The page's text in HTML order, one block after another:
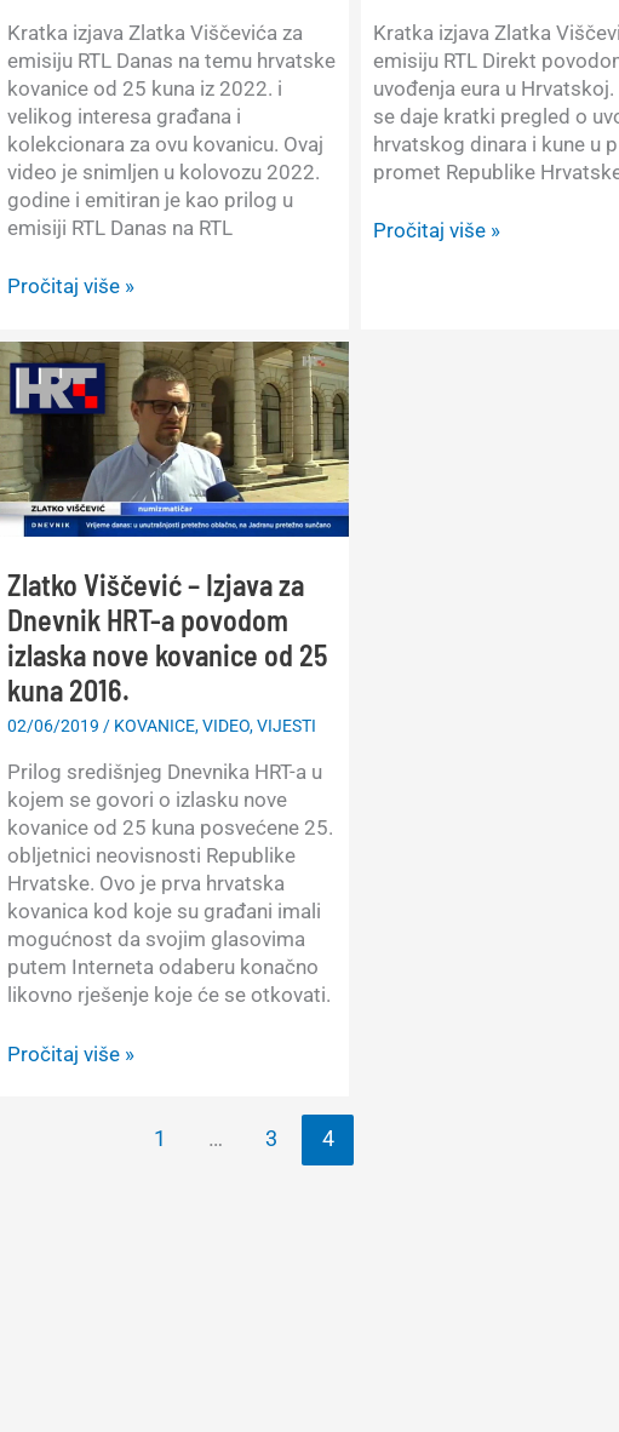
Kratka izjava Zlatka Viščevića za
emisiju RTL Danas na temu hrvatske
kovanice od 25 kuna iz 2022. i
velikog interesa građana i
kolekcionara za ovu kovanicu. Ovaj
video je snimljen u kolovozu 2022.
godine i emitiran je kao prilog u
emisiji RTL Danas na RTL
Zlatko
–
Izjava
za
RTL
Danas
na
temu
kovanice
25
kuna
2022.
Pelješki
most
–
13.08.2022.
Pročitaj više »
Kratka izjava Zlatka
emisiju RTL Direkt
uvođenja eura u Hrvatskoj.
se daje kratki pregled o
hrvatskog dinara i kune u
promet Republike
Zlatko
Pročitaj više »
Zlatko Viščević – Izjava za
Dnevnik HRT-a povodom
izlaska nove kovanice od 25
kuna 2016.
02/06/2019/ KOVANICE,VIDEO,VIJESTI
Prilog središnjeg Dnevnika HRT-a u
kojem se govori o izlasku nove
kovanice od 25 kuna posvećene 25.
obljetnici neovisnosti Republike
Hrvatske. Ovo je prva hrvatska
kovanica kod koje su građani imali
mogućnost da svojim glasovima
putem Interneta odaberu konačno
likovno rješenje koje će se otkovati.
Zlatko
Pročitaj više »
1 … 3 4